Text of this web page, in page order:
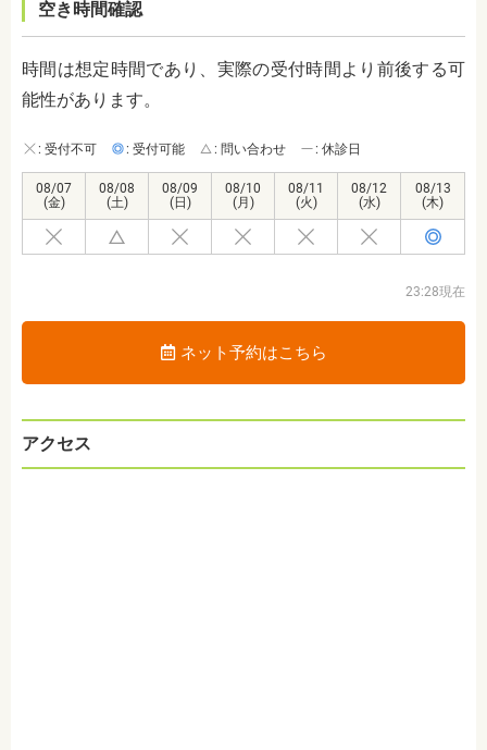
空き時間確認
時間は想定時間であり、実際の受付時間より前後する可
能性があります。
: 受付不可 : 受付可能 : 問い合わせ : 休診日
08/07
(金)
08/08
(土)
08/09
(日)
08/10
(月)
08/11
(火)
08/12
(水)
08/13
(木)
23:28現在
ネット予約はこちら
アクセス